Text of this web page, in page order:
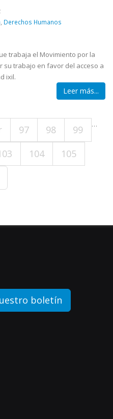
, Derechos Humanos
trabaja el Movimiento por la
su trabajo en favor del acceso a
ixil.
Leer más...
…
97 98
99
104
105
boletín